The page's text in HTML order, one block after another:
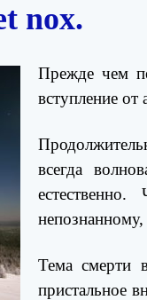
nox.
Прежде чем
вступление от
всегда
Тема смерти
пристальное